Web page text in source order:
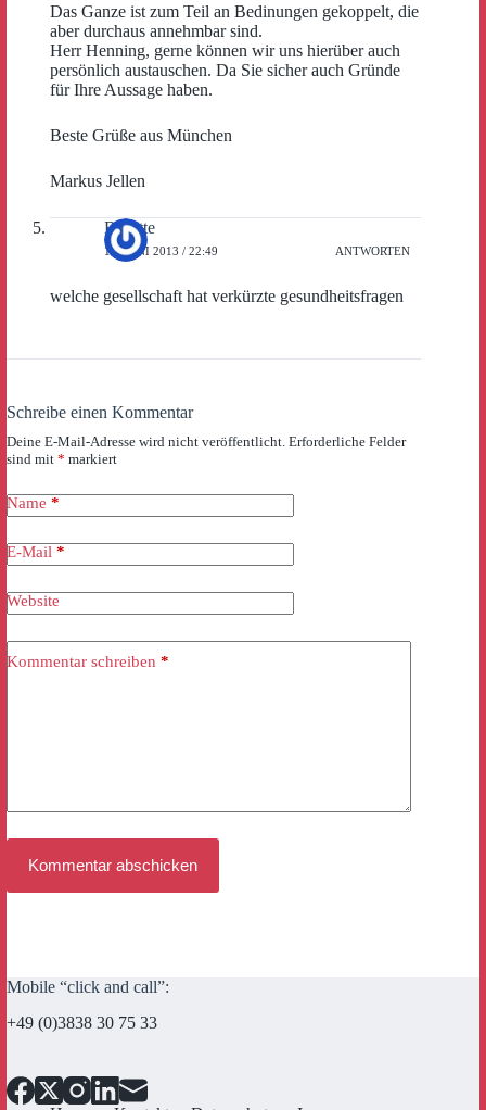
Das Ganze ist zum Teil an Bedinungen gekoppelt, die
aber durchaus annehmbar sind.
Herr Henning, gerne können wir uns hierüber auch
persönlich austauschen. Da Sie sicher auch Gründe
für Ihre Aussage haben.
Beste Grüße aus München
Markus Jellen
Brigitte
11. JUNI 2013 / 22:49 ANTWORTEN
welche gesellschaft hat verkürzte gesundheitsfragen
Schreibe einen Kommentar
Deine E-Mail-Adresse wird nicht veröffentlicht. Erforderliche Felder
sind mit * markiert
Name *
E-Mail *
Website
Kommentar schreiben *
Kommentar abschicken
Mobile “click and call”:
+49 (0)3838 30 75 33